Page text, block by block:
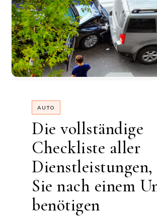
AUTO
Die vollständige
Checkliste aller
Dienstleistungen,
Sie nach einem
benötigen